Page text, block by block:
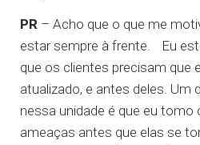
PR – Acho que o que me
estar sempre à frente. Eu
que os clientes precisam que
atualizado, e antes deles. Um
nessa unidade é que eu
ameaças antes que elas se